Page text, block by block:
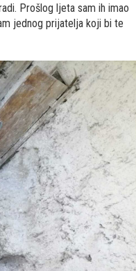
Prošlog ljeta sam ih imao
jednog prijatelja koji bi te